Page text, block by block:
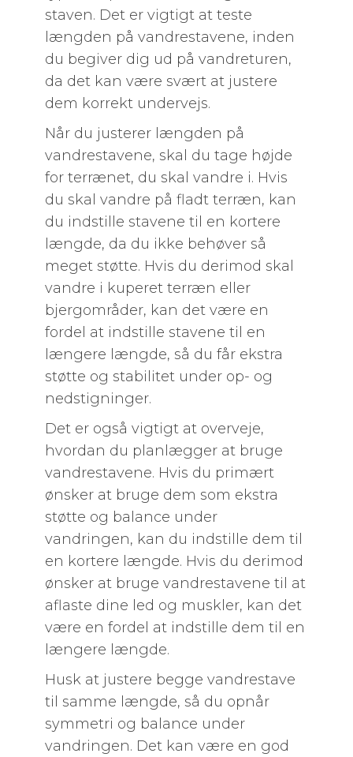
staven. Det er vigtigt at teste
længden på vandrestavene, inden
du begiver dig ud på vandreturen,
da det kan være svært at justere
dem korrekt undervejs.
Når du justerer længden på
vandrestavene, skal du tage højde
for terrænet, du skal vandre i. Hvis
du skal vandre på fladt terræn, kan
du indstille stavene til en kortere
længde, da du ikke behøver så
meget støtte. Hvis du derimod skal
vandre i kuperet terræn eller
bjergområder, kan det være en
fordel at indstille stavene til en
længere længde, så du får ekstra
støtte og stabilitet under op- og
nedstigninger.
Det er også vigtigt at overveje,
hvordan du planlægger at bruge
vandrestavene. Hvis du primært
ønsker at bruge dem som ekstra
støtte og balance under
vandringen, kan du indstille dem til
en kortere længde. Hvis du derimod
ønsker at bruge vandrestavene til at
aflaste dine led og muskler, kan det
være en fordel at indstille dem til en
længere længde.
Husk at justere begge vandrestave
til samme længde, så du opnår
symmetri og balance under
vandringen. Det kan være en god